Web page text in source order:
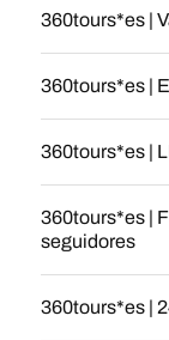
360tours*es |
360tours*es |
360tours*es |
360tours*es |
seguidores
360tours*es |